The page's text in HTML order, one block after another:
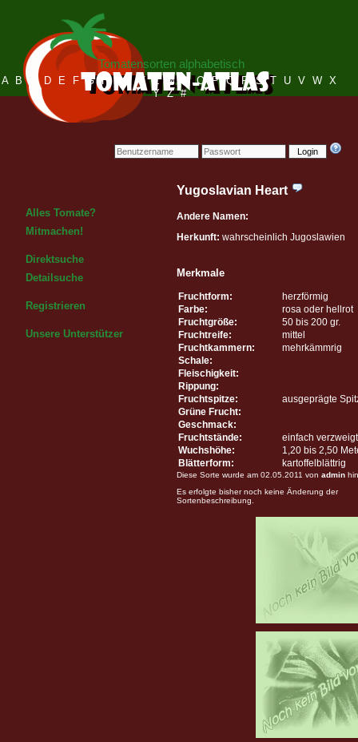
Login
Tomatensorten alphabetisch
A B C D E F G H I J K L M N O P Q R S T U V W X
Y Z #
Alles Tomate?
Mitmachen!
Direktsuche
Detailsuche
Registrieren
Unsere Unterstützer
Yugoslavian Heart
Andere Namen:
Herkunft: wahrscheinlich Jugoslawien
Merkmale
Fruchtform:
herzförmig
Farbe:
rosa oder hellrot
Fruchtgröße:
50 bis 200 gr.
Fruchtreife:
mittel
Fruchtkammern:
mehrkämmrig
Schale:
Fleischigkeit:
Rippung:
Fruchtspitze:
ausgeprägte
Grüne Frucht:
Geschmack:
Fruchtstände:
einfach verzweigt
Wuchshöhe:
1,20 bis 2,50
Blätterform:
kartoffelblättrig
Diese Sorte wurde am 02.05.2011 von admin
Es erfolgte bisher noch keine Änderung der
Sortenbeschreibung.